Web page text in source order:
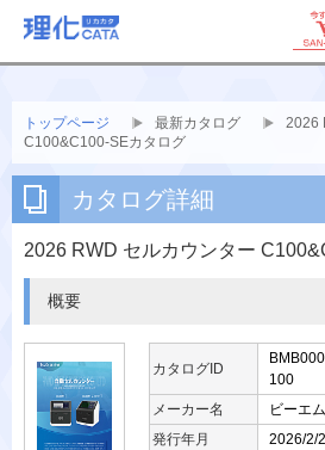
トップページ 最新カタログ
2026
C100&C100-SEカタログ
カタログ詳細
2026 RWD セルカウンター
概要
カタログID
100
メーカー名
ビーエ
発行年月
2026/2/